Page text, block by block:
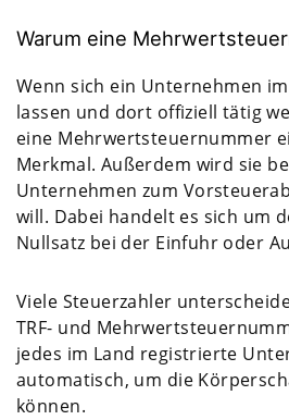
Warum eine
Wenn sich ein Unternehmen
lassen und dort offiziell tätig
eine Mehrwertsteuernummer
Merkmal. Außerdem wird sie
Unternehmen zum
will. Dabei handelt es sich um
Nullsatz bei der Einfuhr oder
Viele Steuerzahler
TRF- und
jedes im Land registrierte
automatisch, um die
können.